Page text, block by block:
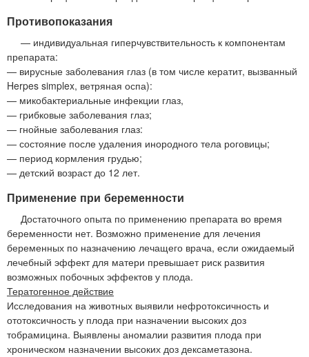
Противопоказания
— индивидуальная гиперчувствительность к компонентам
препарата:
— вирусные заболевания глаз (в том числе кератит, вызванный
Herpes simplex, ветряная оспа):
— микобактериальные инфекции глаз,
— грибковые заболевания глаз;
— гнойные заболевания глаз:
— состояние после удаления инородного тела роговицы;
— период кормления грудью;
— детский возраст до 12 лет.
Применение при беременности
Достаточного опыта по применению препарата во время
беременности нет. Возможно применение для лечения
беременных по назначению лечащего врача, если ожидаемый
лечебный эффект для матери превышает риск развития
возможных побочных эффектов у плода.
Тератогенное действие
Исследования на животных выявили нефротоксичность и
ототоксичность у плода при назначении высоких доз
тобрамицина. Выявлены аномалии развития плода при
хроническом назначении высоких доз дексаметазона.